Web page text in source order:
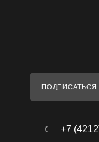
ПОДПИСАТЬСЯ
+7